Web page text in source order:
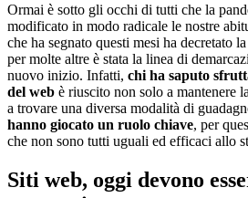
Ormai è sotto gli occhi di tutti che la
modificato in modo radicale le nostre
che ha segnato questi mesi ha decretato
per molte altre è stata la linea di
nuovo inizio. Infatti, chi ha saputo
del web è riuscito non solo a mantenere
a trovare una diversa modalità di
hanno giocato un ruolo chiave, per
che non sono tutti uguali ed efficaci allo
Siti web, oggi devono